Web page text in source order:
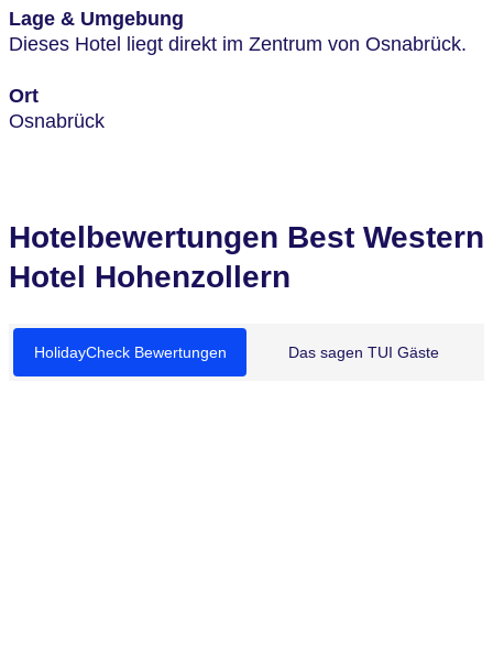
Lage & Umgebung
Dieses Hotel liegt direkt im Zentrum von Osnabrück.
Ort
Osnabrück
Hotelbewertungen Best Western
Hotel Hohenzollern
HolidayCheck Bewertungen Das sagen TUI Gäste